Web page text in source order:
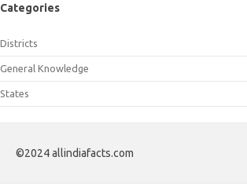
Categories
Districts
General Knowledge
States
©2024 allindiafacts.com